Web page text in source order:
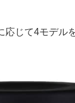
じて4モデル